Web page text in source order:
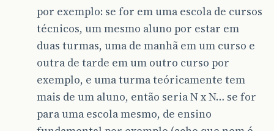
por exemplo: se for em uma escola de cursos
técnicos, um mesmo aluno por estar em
duas turmas, uma de manhã em um curso e
outra de tarde em um outro curso por
exemplo, e uma turma teóricamente tem
mais de um aluno, então seria N x N… se for
para uma escola mesmo, de ensino